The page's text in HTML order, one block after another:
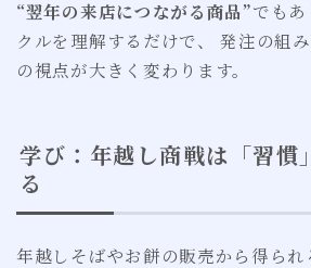
“翌年の来店につながる商品”でもあ
クルを理解するだけで、 発注の組
の視点が大きく変わります。
学び：年越し商戦は「習慣
る
年越しそばやお餅の販売から得られ